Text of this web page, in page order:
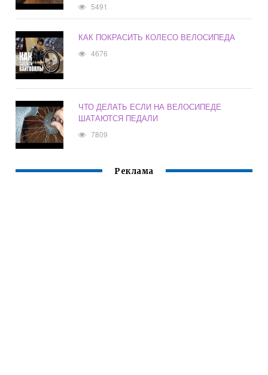
5491
КАК ПОКРАСИТЬ КОЛЕСО ВЕЛОСИПЕДА
4676
ЧТО ДЕЛАТЬ ЕСЛИ НА ВЕЛОСИПЕДЕ
ШАТАЮТСЯ ПЕДАЛИ
7809
Реклама